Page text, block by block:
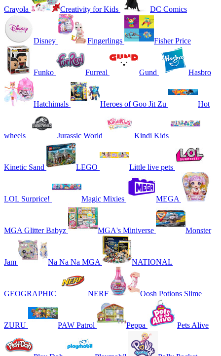
Crayola Creativity for Kids DC Comics
Disney Fingerlings Fisher Price
Funko Furreal Gund Hasbro
Hatchimals Heroes of Goo Jit Zu Hot
wheels Jurassic World Kindi Kids
Kinetic Sand LEGO Little live pets
LOL Surprice! Magic Mixies MEGA
MGA Glitter Babyz MGA's Miniverse Monster
Jam Na Na Na MGA NATIONAL
GEOGRAPHIC NERF Oosh Potions Slime
ZURU PAW Patrol Peppa Pets Alive